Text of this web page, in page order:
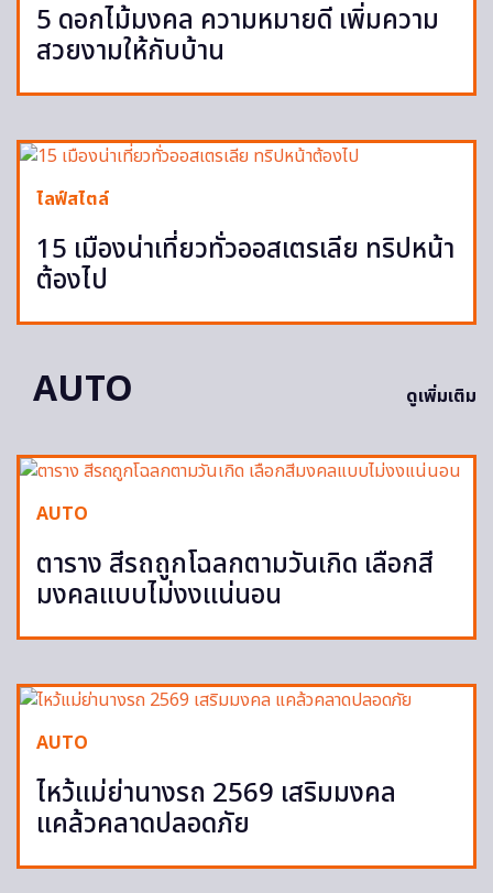
5 ดอกไม้มงคล ความหมายดี เพิ่มความ
สวยงามให้กับบ้าน
ไลฟ์สไตล์
15 เมืองน่าเที่ยวทั่วออสเตรเลีย ทริปหน้า
ต้องไป
AUTO ดูเพิ่มเติม
AUTO
ตาราง สีรถถูกโฉลกตามวันเกิด เลือกสี
มงคลแบบไม่งงแน่นอน
AUTO
ไหว้แม่ย่านางรถ 2569 เสริมมงคล
แคล้วคลาดปลอดภัย